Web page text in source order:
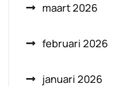
maart 2026
februari 2026
januari 2026